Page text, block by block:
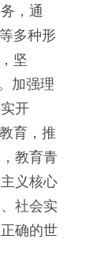
，通
多种形
坚
加强理
开
育，推
教育青
义核心
社会实
确的世